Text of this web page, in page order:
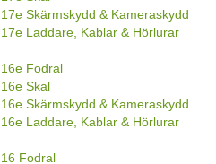
Skärmskydd & Kameraskydd
Laddare, Kablar & Hörlurar
Fodral
Skal
Skärmskydd & Kameraskydd
Laddare, Kablar & Hörlurar
Fodral